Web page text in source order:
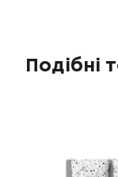
Подібні